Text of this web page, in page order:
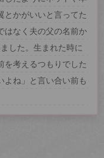
とかがいいと言ってた
はなく夫の父の名前か
した。生まれた時に
を考えるつもりでした
よね」と言い合い前も